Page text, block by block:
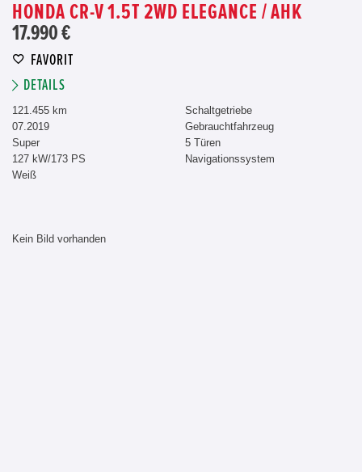
HONDA CR-V 1.5T 2WD ELEGANCE / AHK
17.990 €
FAVORIT
DETAILS
121.455 km
07.2019
Super
127 kW/173 PS
Weiß
Schaltgetriebe
Gebrauchtfahrzeug
5 Türen
Navigationssystem
Kein Bild vorhanden